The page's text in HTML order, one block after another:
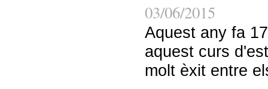
03/06/2015
Aquest any fa
aquest curs
molt èxit entre